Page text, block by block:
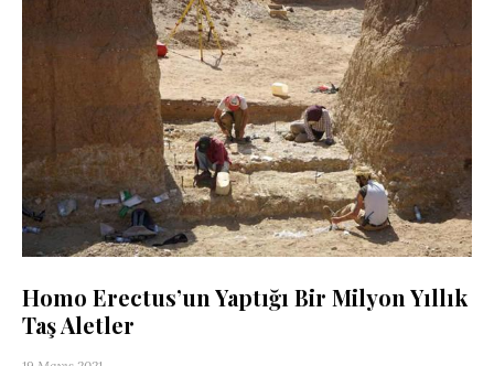
Homo Erectus’un Yaptığı Bir Milyon Yıllık
Taş Aletler